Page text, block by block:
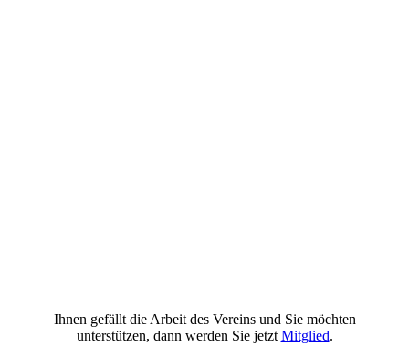
Ihnen gefällt die Arbeit des Vereins und Sie möchten
unterstützen, dann werden Sie jetzt Mitglied.